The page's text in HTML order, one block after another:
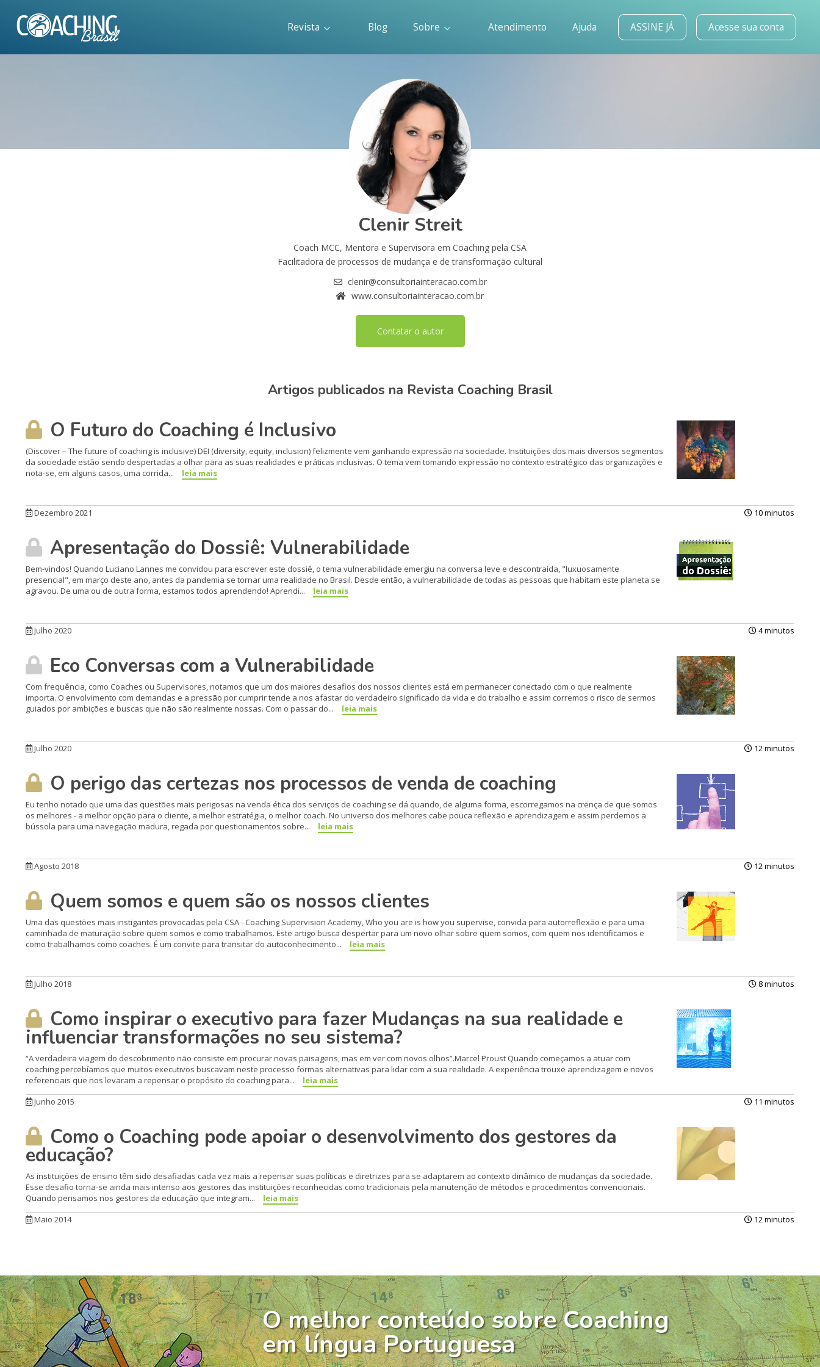
Revista Blog Sobre Atendimento Ajuda ASSINE JÁ Acesse sua conta
Clenir Streit
Coach MCC, Mentora e Supervisora em Coaching pela CSA
Facilitadora de processos de mudança e de transformação cultural
clenir@consultoriainteracao.com.br
www.consultoriainteracao.com.br
Contatar o autor
Artigos publicados na Revista Coaching Brasil
O Futuro do Coaching é Inclusivo
(Discover – The future of coaching is inclusive) DEI (diversity, equity, inclusion) felizmente vem ganhando expressão na sociedade. Instituições dos mais diversos segmentos
da sociedade estão sendo despertadas a olhar para as suas realidades e práticas inclusivas. O tema vem tomando expressão no contexto estratégico das organizações e
nota-se, em alguns casos, uma corrida...
leia mais
Dezembro 2021 10 minutos
Apresentação do Dossiê: Vulnerabilidade
Bem-vindos! Quando Luciano Lannes me convidou para escrever este dossiê, o tema vulnerabilidade emergiu na conversa leve e descontraída, "luxuosamente
presencial", em março deste ano, antes da pandemia se tornar uma realidade no Brasil. Desde então, a vulnerabilidade de todas as pessoas que habitam este planeta se
agravou. De uma ou de outra forma, estamos todos aprendendo! Aprendi...
leia mais
Julho 2020 4 minutos
Eco Conversas com a Vulnerabilidade
Com frequência, como Coaches ou Supervisores, notamos que um dos maiores desafios dos nossos clientes está em permanecer conectado com o que realmente
importa. O envolvimento com demandas e a pressão por cumprir tende a nos afastar do verdadeiro significado da vida e do trabalho e assim corremos o risco de sermos
guiados por ambições e buscas que não são realmente nossas. Com o passar do...
leia mais
Julho 2020 12 minutos
O perigo das certezas nos processos de venda de coaching
Eu tenho notado que uma das questões mais perigosas na venda ética dos serviços de coaching se dá quando, de alguma forma, escorregamos na crença de que somos
os melhores - a melhor opção para o cliente, a melhor estratégia, o melhor coach. No universo dos melhores cabe pouca reflexão e aprendizagem e assim perdemos a
bússola para uma navegação madura, regada por questionamentos sobre...
leia mais
Agosto 2018 12 minutos
Quem somos e quem são os nossos clientes
Uma das questões mais instigantes provocadas pela CSA - Coaching Supervision Academy, Who you are is how you supervise, convida para autorreflexão e para uma
caminhada de maturação sobre quem somos e como trabalhamos. Este artigo busca despertar para um novo olhar sobre quem somos, com quem nos identificamos e
como trabalhamos como coaches. É um convite para transitar do autoconhecimento...
leia mais
Julho 2018 8 minutos
Como inspirar o executivo para fazer Mudanças na sua realidade e
influenciar transformações no seu sistema?
“A verdadeira viagem do descobrimento não consiste em procurar novas paisagens, mas em ver com novos olhos”.Marcel Proust Quando começamos a atuar com
coaching percebíamos que muitos executivos buscavam neste processo formas alternativas para lidar com a sua realidade. A experiência trouxe aprendizagem e novos
referenciais que nos levaram a repensar o propósito do coaching para...
leia mais
Junho 2015
11 minutos
Como o Coaching pode apoiar o desenvolvimento dos gestores da
educação?
As instituições de ensino têm sido desafiadas cada vez mais a repensar suas políticas e di­retrizes para se adaptarem ao contexto dinâmico de mudan­ças da sociedade.
Esse desafio torna-se ainda mais intenso aos gestores das instituições re­conhecidas como tradicionais pela manutenção de métodos e procedimentos convencionais.
Quando pensamos nos gesto­res da educação que integram...
leia mais
Maio 2014
12 minutos
O melhor conteúdo sobre Coaching
em língua Portuguesa